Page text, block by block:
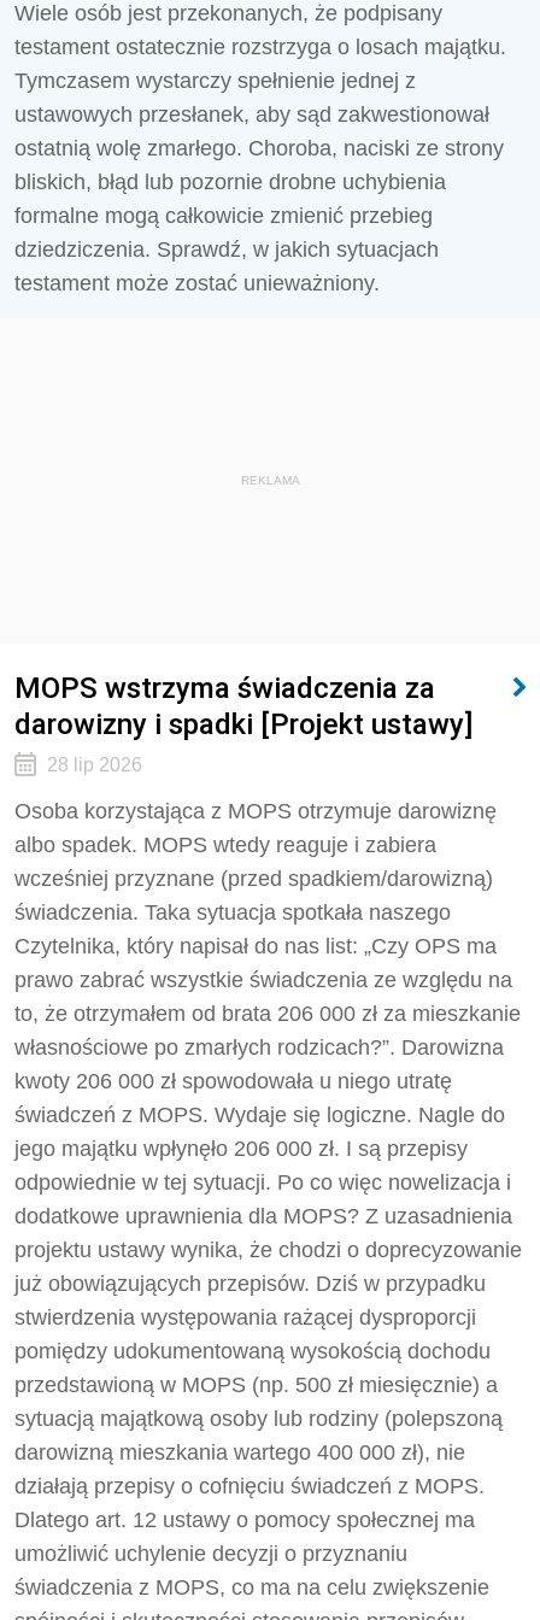
Wiele osób jest przekonanych, że podpisany
testament ostatecznie rozstrzyga o losach majątku.
Tymczasem wystarczy spełnienie jednej z
ustawowych przesłanek, aby sąd zakwestionował
ostatnią wolę zmarłego. Choroba, naciski ze strony
bliskich, błąd lub pozornie drobne uchybienia
formalne mogą całkowicie zmienić przebieg
dziedziczenia. Sprawdź, w jakich sytuacjach
testament może zostać unieważniony.
REKLAMA
MOPS wstrzyma świadczenia za
darowizny i spadki [Projekt ustawy]
28 lip 2026
Osoba korzystająca z MOPS otrzymuje darowiznę
albo spadek. MOPS wtedy reaguje i zabiera
wcześniej przyznane (przed spadkiem/darowizną)
świadczenia. Taka sytuacja spotkała naszego
Czytelnika, który napisał do nas list: „Czy OPS ma
prawo zabrać wszystkie świadczenia ze względu na
to, że otrzymałem od brata 206 000 zł za mieszkanie
własnościowe po zmarłych rodzicach?”. Darowizna
kwoty 206 000 zł spowodowała u niego utratę
świadczeń z MOPS. Wydaje się logiczne. Nagle do
jego majątku wpłynęło 206 000 zł. I są przepisy
odpowiednie w tej sytuacji. Po co więc nowelizacja i
dodatkowe uprawnienia dla MOPS? Z uzasadnienia
projektu ustawy wynika, że chodzi o doprecyzowanie
już obowiązujących przepisów. Dziś w przypadku
stwierdzenia występowania rażącej dysproporcji
pomiędzy udokumentowaną wysokością dochodu
przedstawioną w MOPS (np. 500 zł miesięcznie) a
sytuacją majątkową osoby lub rodziny (polepszoną
darowizną mieszkania wartego 400 000 zł), nie
działają przepisy o cofnięciu świadczeń z MOPS.
Dlatego art. 12 ustawy o pomocy społecznej ma
umożliwić uchylenie decyzji o przyznaniu
świadczenia z MOPS, co ma na celu zwiększenie